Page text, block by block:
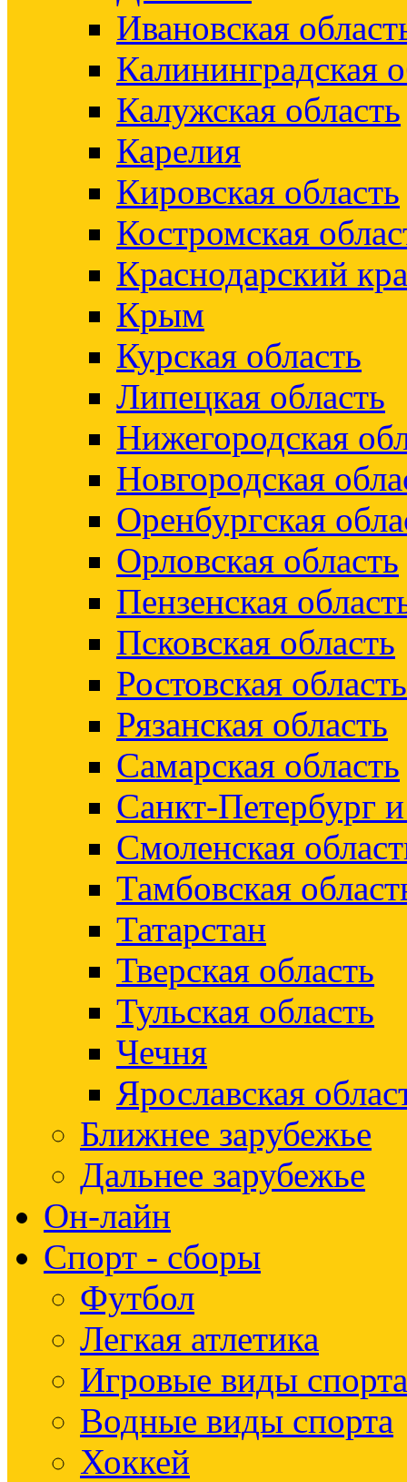
Ивановская
Калининградская
Калужская область
Карелия
Кировская область
Костромская
Краснодарский
Крым
Курская область
Липецкая область
Нижегородская
Новгородская
Оренбургская
Орловская область
Пензенская
Псковская область
Ростовская область
Рязанская область
Самарская область
Санкт-Петербург
Смоленская
Тамбовская
Татарстан
Тверская область
Тульская область
Чечня
Ярославская
Ближнее зарубежье
Дальнее зарубежье
Он-лайн
Спорт - сборы
Футбол
Легкая атлетика
Игровые виды спорта
Водные виды спорта
Хоккей